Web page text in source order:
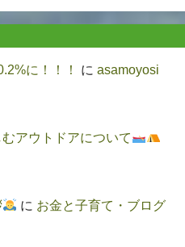
に！！！ に asamoyosi
アウトドアについて
に お金と子育て・ブログ